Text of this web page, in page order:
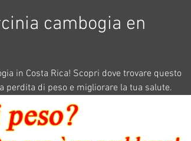
cambogia en
in Costa Rica! Scopri dove trovare questo
perdita di peso e migliorare la tua salute.